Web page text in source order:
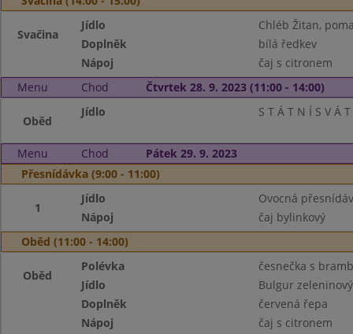
Svačina
Jídlo
Chléb Žitan,
Doplněk
bílá ředkev
Nápoj
čaj s citronem
Menu
Chod Čtvrtek 28. 9. 2023 (11:00 - 14:00)
Oběd
Jídlo S T Á T N Í S V Á T
Menu Chod
Pátek 29. 9. 2023
Přesnídávka (9:00 - 11:00)
1
Jídlo
Ovocná
Nápoj
čaj bylinkový
Oběd (11:00 - 14:00)
Oběd
Polévka
česnečka s
Jídlo
Bulgur zeleninový
Doplněk
červená řepa
Nápoj
čaj s citronem